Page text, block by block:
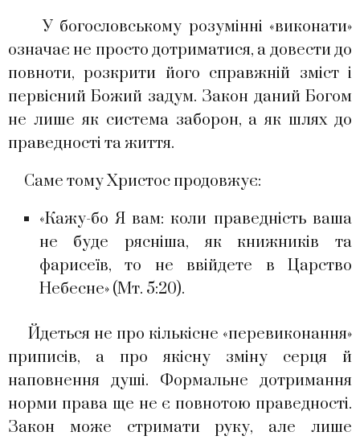
У богословському розумінні «виконати»
означає не просто дотриматися, а довести до
повноти, розкрити його справжній зміст і
первісний Божий задум. Закон даний Богом
не лише як система заборон, а як шлях до
праведності та життя.
Саме тому Христос продовжує:
«Кажу-бо Я вам: коли праведність ваша
не буде рясніша, як книжників та
фарисеїв, то не ввійдете в Царство
Небесне» (Мт. 5:20).
Йдеться не про кількісне «перевиконання»
приписів, а про якісну зміну серця й
наповнення душі. Формальне дотримання
норми права ще не є повнотою праведності.
Закон може стримати руку, але лише